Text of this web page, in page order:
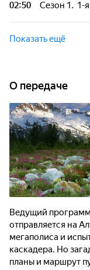
планы и
02:50 Сезон 1. 1-
Ведущий
мегаполиса и
Показать ещё
О передаче
Ведущий
отправляется на
мегаполиса и
каскадера. Но
планы и маршрут